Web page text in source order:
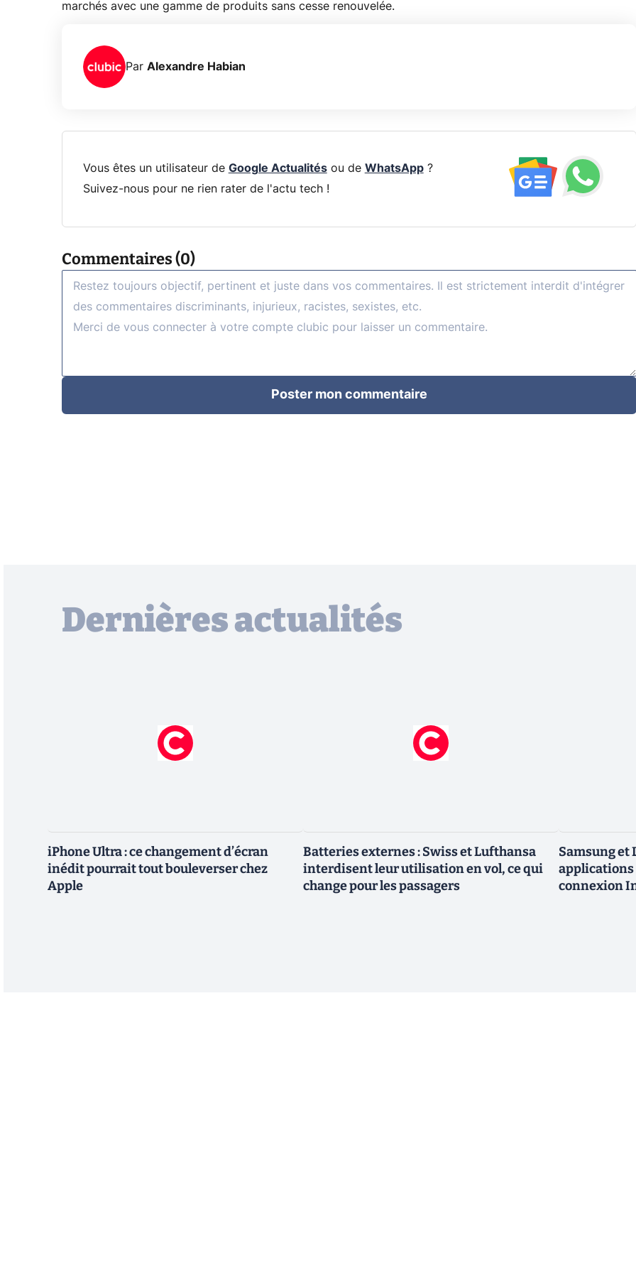
marchés avec une gamme de produits sans cesse renouvelée.
Par Alexandre Habian
Vous êtes un utilisateur de Google Actualitésou de WhatsApp?
Suivez-nous pour ne rien rater de l'actu tech !
Commentaires (0)
Poster mon commentaire
Dernières actualités
iPhone Ultra : ce changement d’écran
inédit pourrait tout bouleverser chez
Apple
Batteries externes : Swiss et Lufthansa
interdisent leur utilisation en vol, ce qui
change pour les passagers
Samsung et
applications
connexion